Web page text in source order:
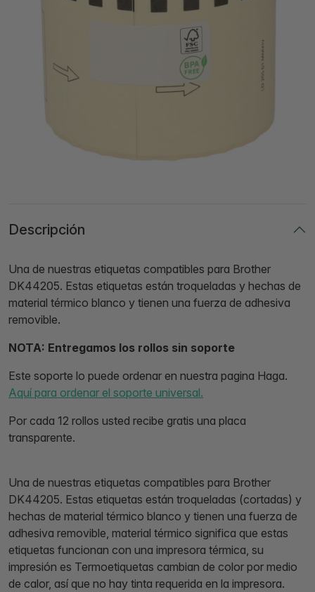
Descripción
Una de nuestras etiquetas compatibles para Brother
DK44205. Estas etiquetas están troqueladas y hechas de
material térmico blanco y tienen una fuerza de adhesiva
removible.
NOTA: Entregamos los rollos sin soporte
Este soporte lo puede ordenar en nuestra pagina Haga.
Aquí para ordenar el soporte universal.
Por cada 12 rollos usted recibe gratis una placa
transparente.
Una de nuestras etiquetas compatibles para Brother
DK44205. Estas etiquetas están troqueladas (cortadas) y
hechas de material térmico blanco y tienen una fuerza de
adhesiva removible, material térmico significa que estas
etiquetas funcionan con una impresora térmica, su
impresión es Termoetiquetas cambian de color por medio
de calor, así que no hay tinta requerida en la impresora.